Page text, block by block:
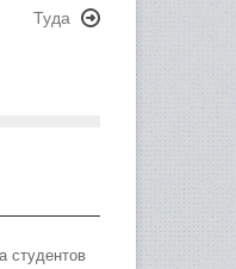
Туда
студентов